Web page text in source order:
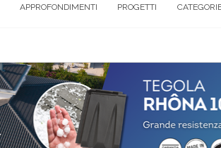
APPROFONDIMENTI PROGETTI